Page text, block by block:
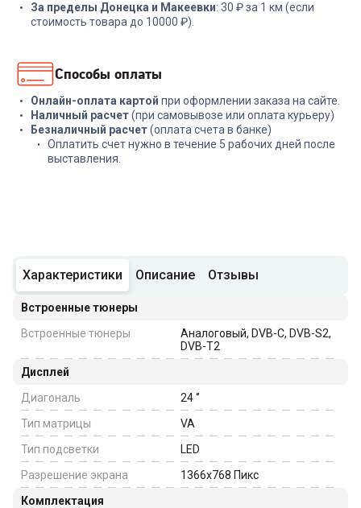
За пределы Донецка и Макеевки: 30 ₽ за 1 км (если
стоимость товара до 10000 ₽).
Способы оплаты
Онлайн-оплата картой при оформлении заказа на сайте.
Наличный расчет(при самовывозе или оплата курьеру)
Безналичный расчет(оплата счета в банке)
Оплатить счет нужно в течение 5 рабочих дней после
выставления.
Характеристики Описание Отзывы
Встроенные тюнеры
Встроенные тюнеры
Аналоговый, DVB-C, DVB-S2,
DVB-T2
Дисплей
Диагональ
24‘’
Тип матрицы
VA
Тип подсветки
LED
Разрешение экрана
1366x768 Пикс
Комплектация